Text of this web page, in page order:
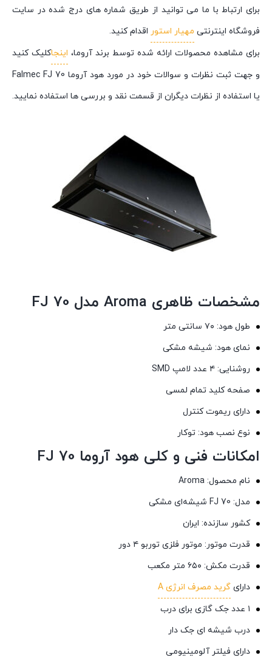
برای ارتباط با ما می توانید از طریق شماره های درج شده در سایت
فروشگاه اینترنتی مهیار استور اقدام کنید.
برای مشاهده محصولات ارائه شده توسط برند آروما، اینجاکلیک کنید
و جهت ثبت نظرات و سوالات خود در مورد هود آروما Falmec FJ 70
یا استفاده از نظرات دیگران از قسمت نقد و بررسی ها استفاده نمایید.
مشخصات ظاهری Aroma مدل FJ 70
طول هود: ۷۰ سانتی متر
نمای هود: شیشه مشکی
روشنایی: ۴ عدد لامپ SMD
صفحه کلید تمام لمسی
دارای ریموت کنترل
نوع نصب هود: توکار
امکانات فنی و کلی هود آروما FJ 70
نام محصول: Aroma
مدل: FJ 70 شیشه‌ای مشکی
کشور سازنده: ایران
قدرت موتور: موتور فلزی توربو ۴ دور
قدرت مکش: ۶۵۰ متر مکعب
دارای گرید مصرف انرژی A
۱ عدد جک گازی برای درب
درب شیشه ای جک دار
دارای فیلتر آلومینیومی